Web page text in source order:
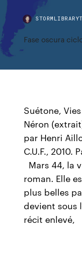
Fase oscura
Suétone,
Néron
par Henri
C.U.F., 2010.
Mars 44, la
roman. Elle
plus belles
devient sous
récit enlevé,